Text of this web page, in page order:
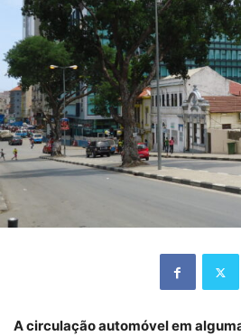
A circulação automóvel em